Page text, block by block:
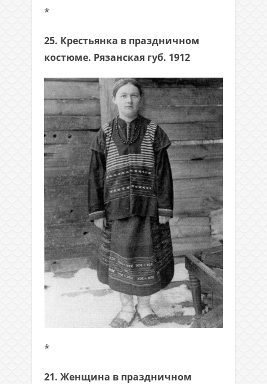
*
25. Крестьянка в праздничном
костюме. Рязанская губ. 1912
*
21. Женщина в праздничном